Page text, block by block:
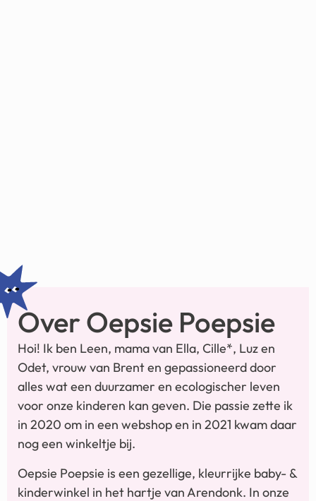
Over Oepsie Poepsie
Hoi! Ik ben Leen, mama van Ella, Cille*, Luz en
Odet, vrouw van Brent en gepassioneerd door
alles wat een duurzamer en ecologischer leven
voor onze kinderen kan geven. Die passie zette ik
in 2020 om in een webshop en in 2021 kwam daar
nog een winkeltje bij.
Oepsie Poepsie is een gezellige, kleurrijke baby- &
kinderwinkel in het hartje van Arendonk. In onze